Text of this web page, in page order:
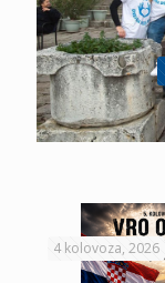
4 kolovoza, 2026